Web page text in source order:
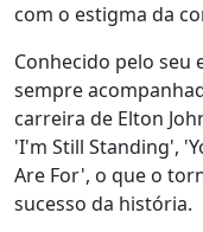
com o estigma da
Conhecido pelo seu
sempre
carreira de Elton
'I'm Still Standing',
Are For', o que o
sucesso da história.